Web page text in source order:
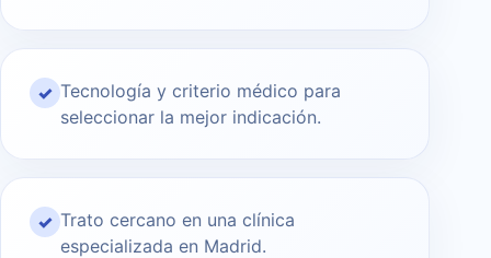
✓ Tecnología y criterio médico para
seleccionar la mejor indicación.
✓ Trato cercano en una clínica
especializada en Madrid.